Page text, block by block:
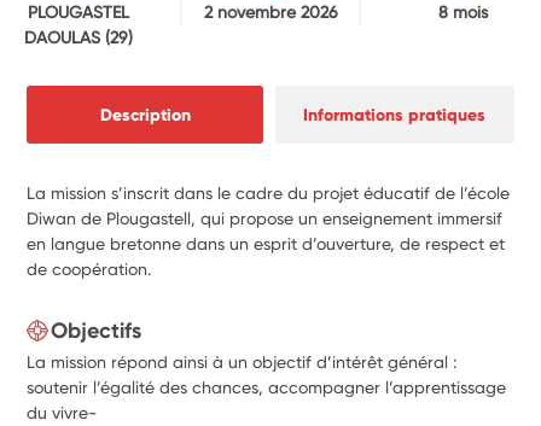
PLOUGASTEL
DAOULAS (29)
2 novembre 2026 8 mois
Description Informations pratiques
La mission s’inscrit dans le cadre du projet éducatif de l’école
Diwan de Plougastell, qui propose un enseignement immersif
en langue bretonne dans un esprit d’ouverture, de respect et
de coopération.
Objectifs
La mission répond ainsi à un objectif d’intérêt général :
soutenir l’égalité des chances, accompagner l’apprentissage
du vivre-